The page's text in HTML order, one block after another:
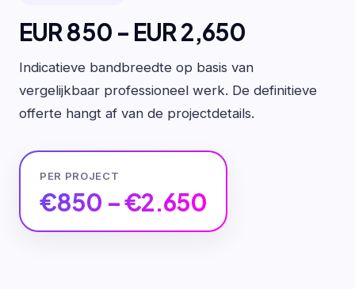
EUR 850 - EUR 2,650
Indicatieve bandbreedte op basis van
vergelijkbaar professioneel werk. De definitieve
offerte hangt af van de projectdetails.
PER PROJECT
€850 – €2.650